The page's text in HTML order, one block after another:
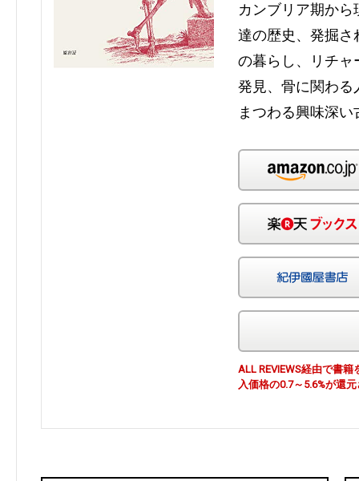
カンブリア期か
達の歴史、発掘さ
の暮らし、リチャ
発見、骨に関わる
まつわる興味深
ALL REVIEWS経由で書
入価格の0.7～5.6%が還